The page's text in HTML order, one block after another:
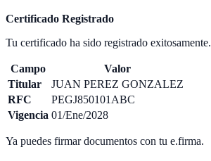
Certificado Registrado
Tu certificado ha sido registrado exitosamente.
Campo
Valor
Titular
JUAN PEREZ GONZALEZ
RFC
PEGJ850101ABC
Vigencia 01/Ene/2028
Ya puedes firmar documentos con tu e.firma.